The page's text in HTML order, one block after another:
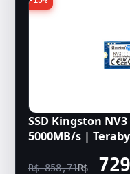
SSD Kingston
5000MB/s |
R$ 858,71R$